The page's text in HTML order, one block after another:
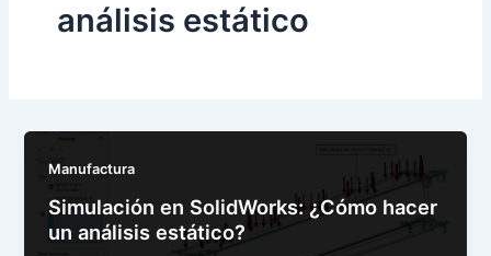
análisis estático
Manufactura
Simulación en SolidWorks: ¿Cómo hacer
un análisis estático?